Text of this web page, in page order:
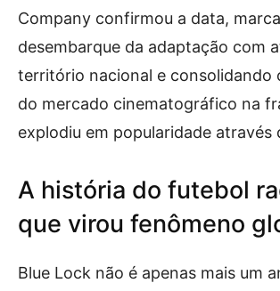
Company confirmou a data,
desembarque da adaptação com
território nacional e consolidando
do mercado cinematográfico na
explodiu em popularidade através
A história do futebol
que virou fenômeno
Blue Lock não é apenas mais um